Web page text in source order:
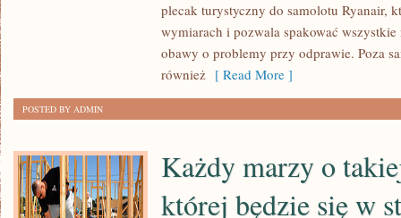
SAMOLOTU
WYBORU
plecak turystyczny do samolotu Ryanair,
wymiarach i pozwala spakować
obawy o problemy przy odprawie. Poza
również [ Read More ]
POSTED BY ADMIN
Każdy marzy o
której będzie się w